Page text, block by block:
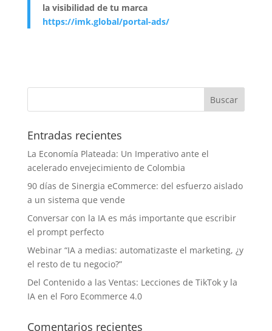
la visibilidad de tu marca
https://imk.global/portal-ads/
Entradas recientes
La Economía Plateada: Un Imperativo ante el
acelerado envejecimiento de Colombia
90 días de Sinergia eCommerce: del esfuerzo aislado
a un sistema que vende
Conversar con la IA es más importante que escribir
el prompt perfecto
Webinar “IA a medias: automatizaste el marketing, ¿y
el resto de tu negocio?”
Del Contenido a las Ventas: Lecciones de TikTok y la
IA en el Foro Ecommerce 4.0
Comentarios recientes